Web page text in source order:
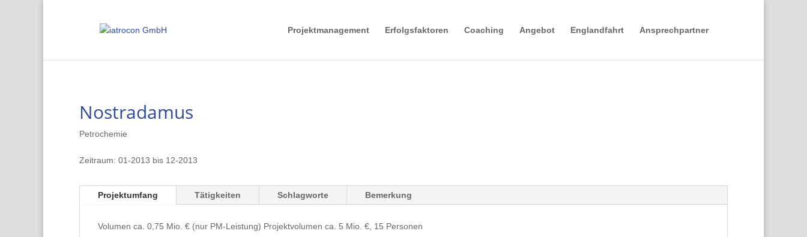
Projektmanagement Erfolgsfaktoren Coaching Angebot Englandfahrt Ansprechpartner
Nostradamus
Petrochemie
Zeitraum: 01-2013 bis 12-2013
Projektumfang Tätigkeiten Schlagworte Bemerkung
Volumen ca. 0,75 Mio. € (nur PM-Leistung) Projektvolumen ca. 5 Mio. €, 15 Personen